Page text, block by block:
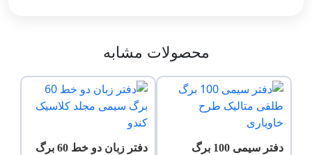
محصولات مشابه
دفتر سیمی 100 برگ
دفتر زبان دو خط 60 برگ